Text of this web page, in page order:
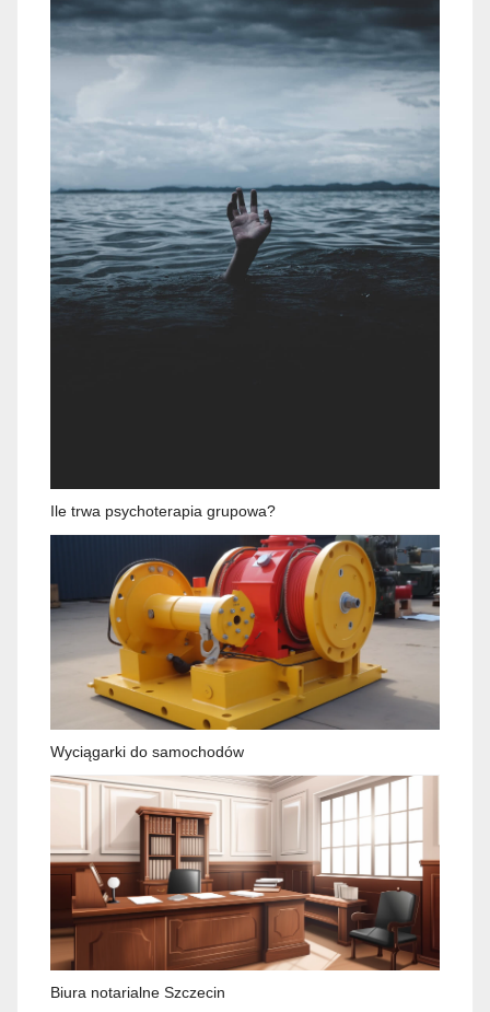
Ile trwa psychoterapia grupowa?
Wyciągarki do samochodów
Biura notarialne Szczecin